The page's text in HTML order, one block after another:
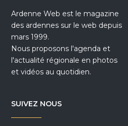
Ardenne Web est le magazine
des ardennes sur le web depuis
mars 1999.
Nous proposons l'agenda et
l'actualité régionale en photos
et vidéos au quotidien.
SUIVEZ NOUS